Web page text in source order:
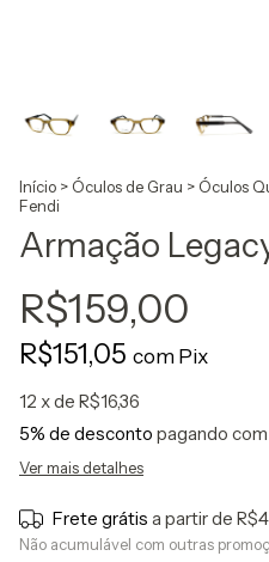
Início > Óculos de Grau > Óculos
Fendi
Armação
R$159,00
R$151,05 com Pix
12 x de R$16,36
5% de desconto pagando
Ver mais detalhes
Frete grátis a partir de
Não acumulável com outras